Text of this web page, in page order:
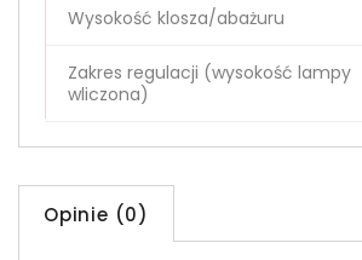
Wysokość klosza/abażuru
Zakres regulacji (wysokość lampy
wliczona)
Opinie (0)